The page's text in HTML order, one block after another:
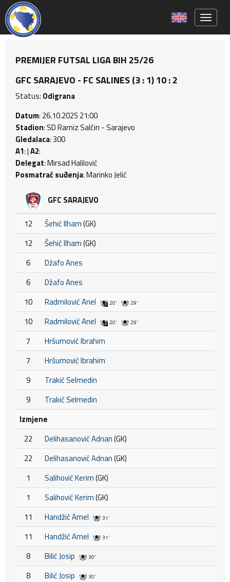
PREMIJER FUTSAL LIGA BIH 25/26
GFC SARAJEVO - FC SALINES (3 : 1) 10 : 2
Status: Odigrana
Datum: 26.10.2025 21:00
Stadion: SD Ramiz Salčin - Sarajevo
Gledalaca: 300
A1: |A2:
Delegat: Mirsad Halilović
Posmatrač suđenja: Marinko Jelić
GFC SARAJEVO
12 Šehić Ilham(GK)
12
Šehić Ilham(GK)
6
Džafo Anes
6
Džafo Anes
10
Radmilović Anel 20' 29'
10 Radmilović Anel 20' 29'
7
Hršumović Ibrahim
7
Hršumović Ibrahim
9
Trakić Selmedin
9
Trakić Selmedin
Izmjene
22
Delihasanović Adnan(GK)
22
Delihasanović Adnan(GK)
1
Salihović Kerim(GK)
1
Salihović Kerim(GK)
11
Handžić Amel 31'
11 Handžić Amel 31'
8 Bilić Josip 30'
8 Bilić Josip 30'